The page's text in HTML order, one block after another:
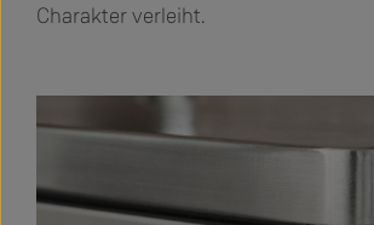
Charakter verleiht.